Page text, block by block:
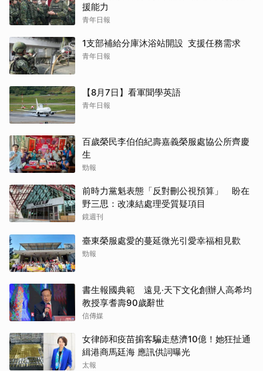
援能力
青年日報
1支部補給分庫沐浴站開設 支援任務需求
青年日報
【8月7日】看軍聞學英語
青年日報
百歲榮民李伯伯紀壽嘉義榮服處協公所齊慶
生
勁報
前時力黨魁表態「反對刪公視預算」 盼在
野三思：改凍結處理受質疑項目
鏡週刊
臺東榮服處愛的蔓延微光引愛幸福相見歡
勁報
書生報國典範 遠見‧天下文化創辦人高希均
教授享耆壽90歲辭世
信傳媒
女律師和疫苗掮客騙走慈濟10億！她狂扯通
緝港商馬廷海 應訊供詞曝光
太報